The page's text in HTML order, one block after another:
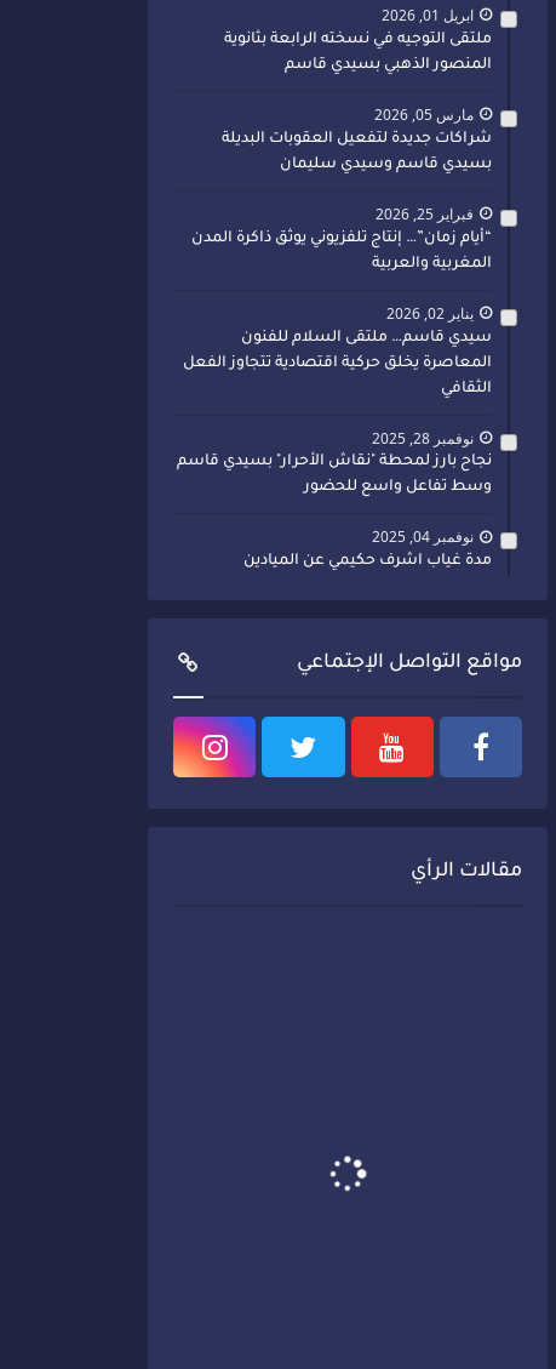
ابريل 01, 2026
ملتقى التوجيه في نسخته الرابعة بثانوية
المنصور الذهبي بسيدي قاسم
مارس 05, 2026
شراكات جديدة لتفعيل العقوبات البديلة
بسيدي قاسم وسيدي سليمان
فبراير 25, 2026
“أيام زمان”… إنتاج تلفزيوني يوثق ذاكرة المدن
المغربية والعربية
يناير 02, 2026
سيدي قاسم… ملتقى السلام للفنون
المعاصرة يخلق حركية اقتصادية تتجاوز الفعل
الثقافي
نوفمبر 28, 2025
نجاح بارز لمحطة "نقاش الأحرار" بسيدي قاسم
وسط تفاعل واسع للحضور
نوفمبر 04, 2025
مدة غياب اشرف حكيمي عن الميادين
مواقع التواصل الإجتماعي
مقالات الرأي